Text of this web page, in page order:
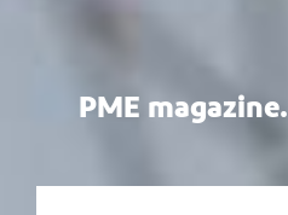
PME magazine.